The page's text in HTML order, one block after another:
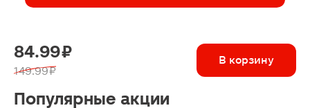
84.99 ₽
149.99 ₽
В корзину
Популярные акции